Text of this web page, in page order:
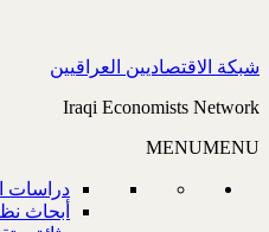
شبكة الاقتصاديين العراقيين
Iraqi Economists Network
MENUMENU
دراسات
أبحاث